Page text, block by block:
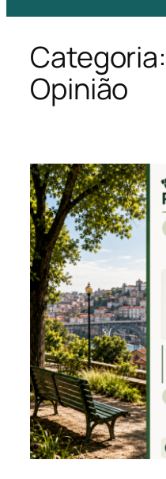
Categoria:
Opinião